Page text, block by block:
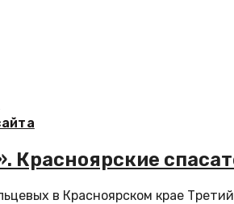
Красноярские
в Красноярском крае